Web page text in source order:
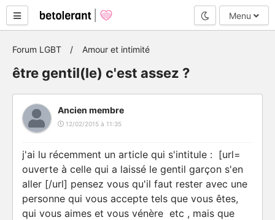
Mode nuit
Menu
Forum LGBT Amour et intimité
être gentil(le) c'est assez ?
Ancien membre
12/02/2015 à 11:35
j'ai lu récemment un article qui s'intitule : [url=
ouverte à celle qui a laissé le gentil garçon s'en
aller [/url] pensez vous qu'il faut rester avec une
personne qui vous accepte tels que vous êtes,
qui vous aimes et vous vénère etc , mais que